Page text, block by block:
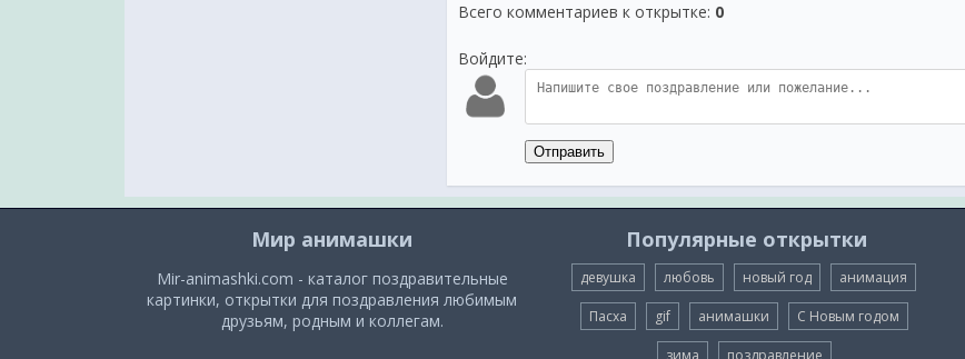
Всего комментариев к открытке: 0
Войдите:
Отправить
Мир анимашки
Mir-animashki.com - каталог поздравительные
картинки, открытки для поздравления любимым
друзьям, родным и коллегам.
Популярные открытки
девушка любовь новый год анимация
Пасха gif анимашки С Новым годом